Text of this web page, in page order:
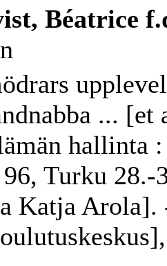
Béatrice
... [et
hallinta
Turku
Katja